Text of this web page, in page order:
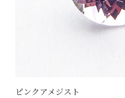
ピンクアメジスト